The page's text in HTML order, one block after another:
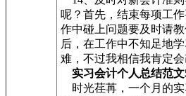
呢？首先，结束每项工
作中碰上问题要及时请
后，在工作中不知足地
难，不过我相信我肯定会
实习会计个人总结范文
时光荏苒，一个月的实